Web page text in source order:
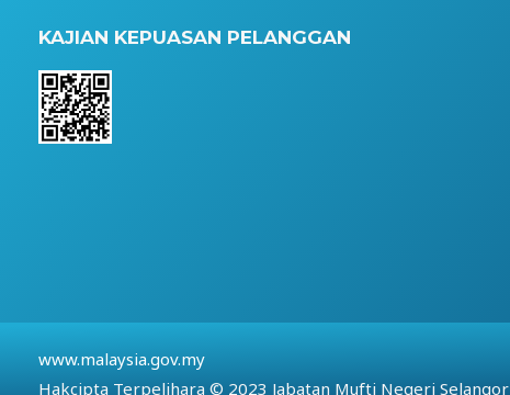
KAJIAN KEPUASAN PELANGGAN
www.malaysia.gov.my
Hakcipta Terpelihara © 2023 Jabatan Mufti Negeri Selangor